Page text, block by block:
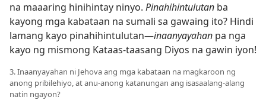
na maaaring hinihintay ninyo. Pinahihintulutan ba
kayong mga kabataan na sumali sa gawaing ito? Hindi
lamang kayo pinahihintulutan​—inaanyayahan pa nga
kayo ng mismong Kataas-taasang Diyos na gawin iyon!
3. Inaanyayahan ni Jehova ang mga kabataan na magkaroon ng
anong pribilehiyo, at anu-anong katanungan ang isasaalang-alang
natin ngayon?